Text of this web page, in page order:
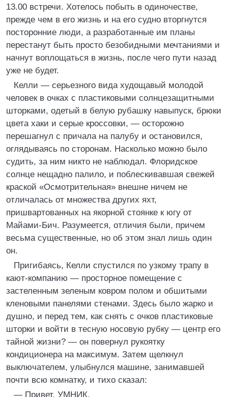
13.00 встречи. Хотелось побыть в одиночестве,
прежде чем в его жизнь и на его судно вторгнутся
посторонние люди, а разработанные им планы
перестанут быть просто безобидными мечтаниями и
начнут воплощаться в жизнь, после чего пути назад
уже не будет.
Келли — серьезного вида худощавый молодой
человек в очках с пластиковыми солнцезащитными
шторками, одетый в белую рубашку навыпуск, брюки
цвета хаки и серые кроссовки, — осторожно
перешагнул с причала на палубу и остановился,
оглядываясь по сторонам. Насколько можно было
судить, за ним никто не наблюдал. Флоридское
солнце нещадно палило, и поблескивавшая свежей
краской «Осмотрительная» внешне ничем не
отличалась от множества других яхт,
пришвартованных на якорной стоянке к югу от
Майами-Бич. Разумеется, отличия были, причем
весьма существенные, но об этом знал лишь один
он.
Пригибаясь, Келли спустился по узкому трапу в
кают-компанию — просторное помещение с
застеленным зеленым ковром полом и обшитыми
кленовыми панелями стенами. Здесь было жарко и
душно, и перед тем, как снять с очков пластиковые
шторки и войти в тесную носовую рубку — центр его
тайной жизни? — он повернул рукоятку
кондиционера на максимум. Затем щелкнул
выключателем, улыбнулся машине, занимавшей
почти всю комнатку, и тихо сказал:
— Привет, УМНИК.